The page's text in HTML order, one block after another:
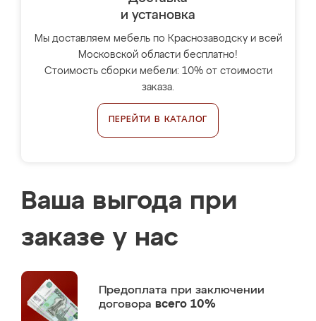
и установка
Мы доставляем мебель по Краснозаводску и всей
Московской области бесплатно!
Стоимость сборки мебели: 10% от стоимости
заказа.
ПЕРЕЙТИ В КАТАЛОГ
Ваша выгода при
заказе у нас
Предоплата при заключении
договора всего 10%